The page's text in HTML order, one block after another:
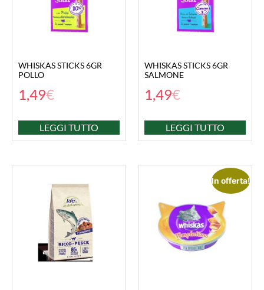
WHISKAS STICKS 6GR
POLLO
1,49€
LEGGI TUTTO
WHISKAS STICKS 6GR
SALMONE
1,49€
LEGGI TUTTO
In offerta!